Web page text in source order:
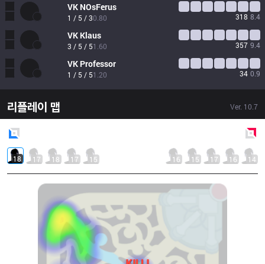
VK NOsFerus
1 / 5 / 30.80 318 8.4
VK Klaus
3 / 5 / 51.60 357 9.4
VK Professor
1 / 5 / 51.20 34 0.9
리플레이 맵 Ver. 10.7
18 17 18 17 15 16 15 17 16 14